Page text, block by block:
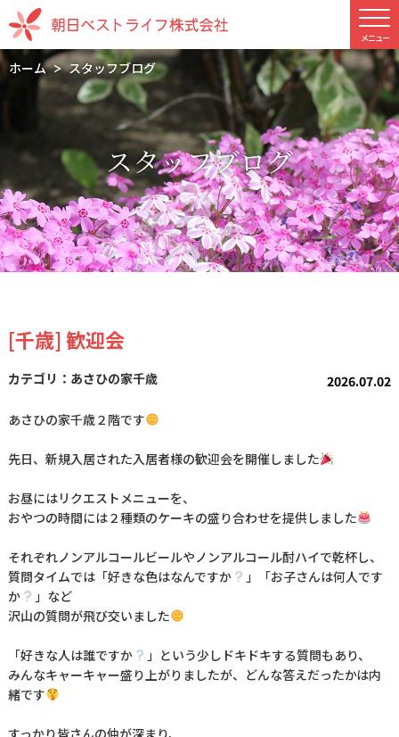
ホーム スタッフブログ
スタッフブログ
[千歳] 歓迎会
あさひの家千歳 2026.07.02
あさひの家千歳２階です
先日、新規入居された入居者様の歓迎会を開催しました
お昼にはリクエストメニューを、
おやつの時間には２種類のケーキの盛り合わせを提供しました
それぞれノンアルコールビールやノンアルコール酎ハイで乾杯し、
質問タイムでは「好きな色はなんですか
」「お子さんは何人です
か
」など
沢山の質問が飛び交いました
「好きな人は誰ですか
」という少しドキドキする質問もあり、
みんなキャーキャー盛り上がりましたが、どんな答えだったかは内
緒です
すっかり皆さんの仲が深まり、